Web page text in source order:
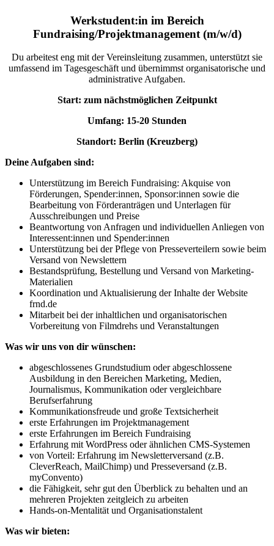
Werkstudent:in im Bereich
Fundraising/Projektmanagement (m/w/d)
Du arbeitest eng mit der Vereinsleitung zusammen, unterstützt sie
umfassend im Tagesgeschäft und übernimmst organisatorische und
administrative Aufgaben.
Start: zum nächstmöglichen Zeitpunkt
Umfang: 15-20 Stunden
Standort: Berlin (Kreuzberg)
Deine Aufgaben sind:
Unterstützung im Bereich Fundraising: Akquise von
Förderungen, Spender:innen, Sponsor:innen sowie die
Bearbeitung von Förderanträgen und Unterlagen für
Ausschreibungen und Preise
Beantwortung von Anfragen und individuellen Anliegen von
Interessent:innen und Spender:innen
Unterstützung bei der Pflege von Presseverteilern sowie beim
Versand von Newslettern
Bestandsprüfung, Bestellung und Versand von Marketing-
Materialien
Koordination und Aktualisierung der Inhalte der Website
frnd.de
Mitarbeit bei der inhaltlichen und organisatorischen
Vorbereitung von Filmdrehs und Veranstaltungen
Was wir uns von dir wünschen:
abgeschlossenes Grundstudium oder abgeschlossene
Ausbildung in den Bereichen Marketing, Medien,
Journalismus, Kommunikation oder vergleichbare
Berufserfahrung
Kommunikationsfreude und große Textsicherheit
erste Erfahrungen im Projektmanagement
erste Erfahrungen im Bereich Fundraising
Erfahrung mit WordPress oder ähnlichen CMS-Systemen
von Vorteil: Erfahrung im Newsletterversand (z.B.
CleverReach, MailChimp) und Presseversand (z.B.
myConvento)
die Fähigkeit, sehr gut den Überblick zu behalten und an
mehreren Projekten zeitgleich zu arbeiten
Hands-on-Mentalität und Organisationstalent
Was wir bieten: